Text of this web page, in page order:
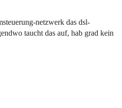
netzwerk das dsl-
taucht das auf, hab grad kein